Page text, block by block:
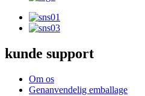
kunde support
Om os
Genanvendelig emballage